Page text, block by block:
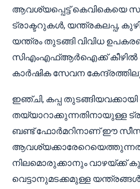
ആവശ്യപ്പെട്ട് കെവികെയെ
ട്രാക്ടറുകൾ, യന്ത്രകലപ്പ,
യന്ത്രം തുടങ്ങി വിവിധ
സിഎംഎഫ്ആർഐക്ക് കീഴിൽ
കാർഷിക സേവന
ഇഞ്ചി, കപ്പ തുടങ്ങിയവക്കായി
തയ്യാറാക്കുന്നതിനായുള്ള
ബണ്ട് ഫോർമറിനാണ് ഈ
ആവശ്യക്കാരേറെയെത്തുന്നത്.
നിലമൊരുക്കാനും വാഴയ്ക്ക്
വെട്ടാനുമടക്കമുള്ള